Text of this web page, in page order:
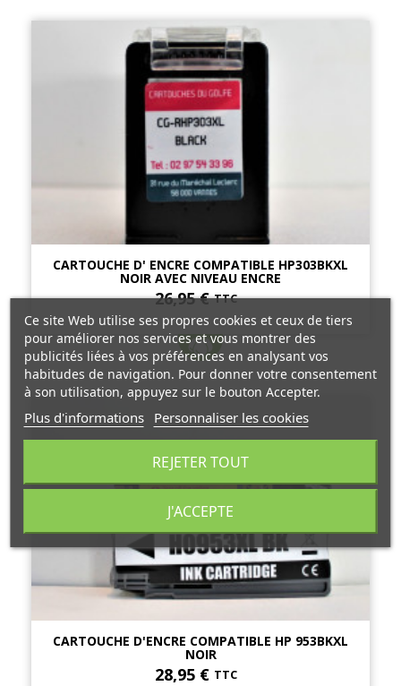
CARTOUCHE D' ENCRE COMPATIBLE HP303BKXL
NOIR AVEC NIVEAU ENCRE
26,95 € TTC
CARTOUCHE D'ENCRE COMPATIBLE HP 953BKXL
NOIR
28,95 € TTC
Ce site Web utilise ses propres cookies et ceux de tiers
pour améliorer nos services et vous montrer des
publicités liées à vos préférences en analysant vos
habitudes de navigation. Pour donner votre consentement
à son utilisation, appuyez sur le bouton Accepter.
Plus d'informations Personnaliser les cookies
REJETER TOUT
J'ACCEPTE